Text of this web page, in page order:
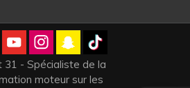
31 - Spécialiste de la
moteur sur les